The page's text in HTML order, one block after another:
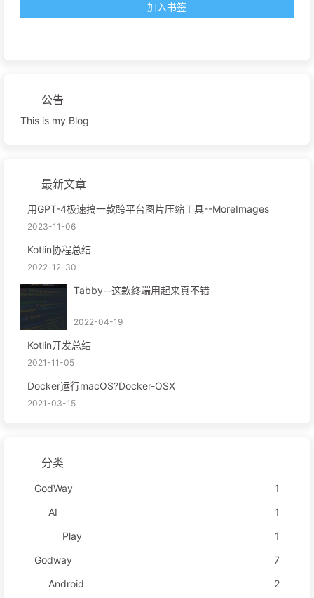
加入书签
公告
This is my Blog
最新文章
用GPT-4极速搞一款跨平台图片压缩工具--MoreImages
2023-11-06
Kotlin协程总结
2022-12-30
Tabby--这款终端用起来真不错
2022-04-19
Kotlin开发总结
2021-11-05
Docker运行macOS?Docker-OSX
2021-03-15
分类
GodWay
1
AI
1
Play
1
Godway
7
Android
2